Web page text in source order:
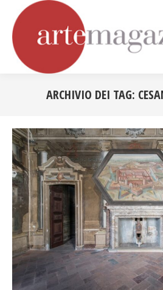
ARCHIVIO DEI TAG: